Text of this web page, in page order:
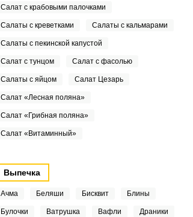
Салат с крабовыми палочками
Салаты с креветками Салаты с кальмарами
Салаты с пекинской капустой
Салат с тунцом Салат с фасолью
Салаты с яйцом Салат Цезарь
Салат «Лесная поляна»
Салат «Грибная поляна»
Салат «Витаминный»
Выпечка
Ачма Беляши Бисквит Блины
Булочки Ватрушка Вафли Драники